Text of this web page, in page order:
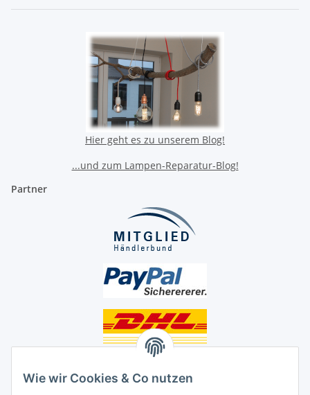
Wie wir Cookies & Co nutzen
Hier geht es zu unserem Blog!
...und zum Lampen-Reparatur-Blog!
Partner